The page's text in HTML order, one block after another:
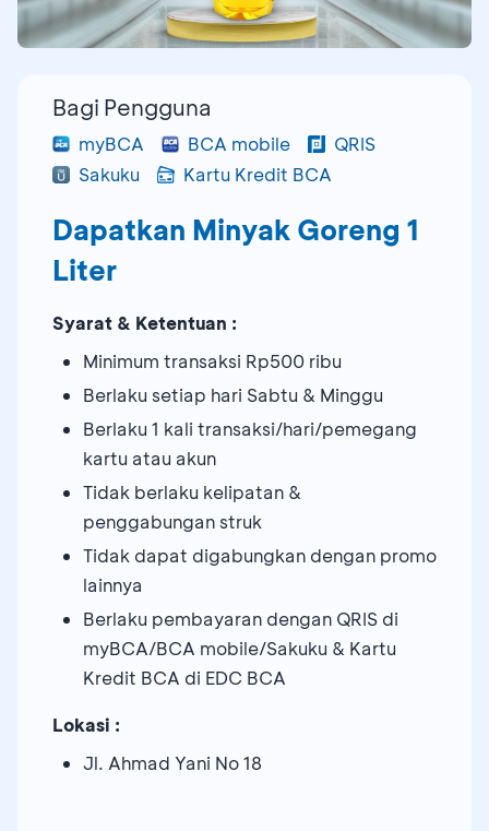
Bagi Pengguna
myBCA BCA mobile
QRIS
Sakuku
Kartu Kredit BCA
Dapatkan Minyak Goreng 1
Liter
Syarat & Ketentuan :
Minimum transaksi Rp500 ribu
Berlaku setiap hari Sabtu & Minggu
Berlaku 1 kali transaksi/hari/pemegang
kartu atau akun
Tidak berlaku kelipatan &
penggabungan struk
Tidak dapat digabungkan dengan promo
lainnya
Berlaku pembayaran dengan QRIS di
myBCA/BCA mobile/Sakuku & Kartu
Kredit BCA di EDC BCA
Lokasi :
Jl. Ahmad Yani No 18